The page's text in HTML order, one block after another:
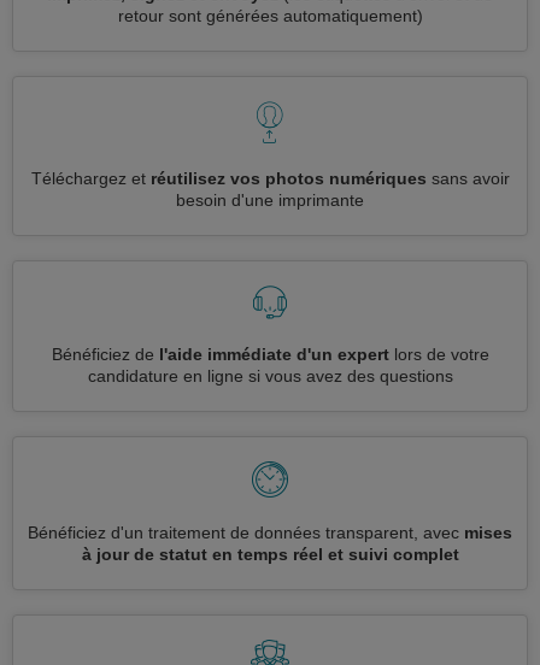
retour sont générées automatiquement)
Téléchargez et réutilisez vos photos numériques sans avoir
besoin d'une imprimante
Bénéficiez de l'aide immédiate d'un expertlors de votre
candidature en ligne si vous avez des questions
Bénéficiez d'un traitement de données transparent, avec mises
à jour de statut en temps réel et suivi complet